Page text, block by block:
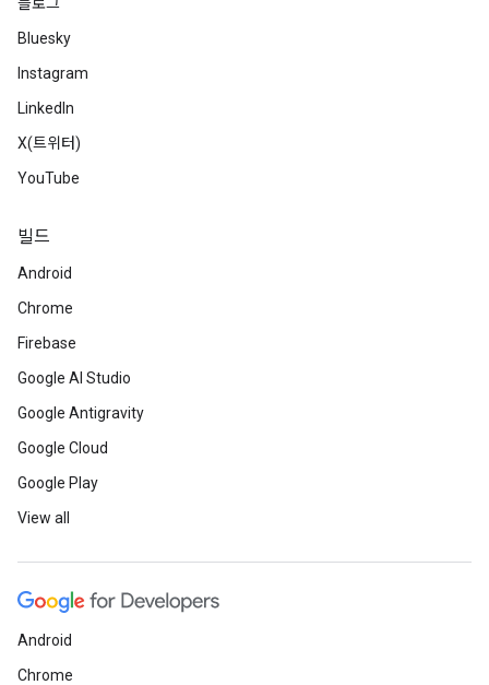
Bluesky
Instagram
LinkedIn
X(트위터)
YouTube
빌드
Android
Chrome
Firebase
Google AI Studio
Google Antigravity
Google Cloud
Google Play
View all
Android
Chrome